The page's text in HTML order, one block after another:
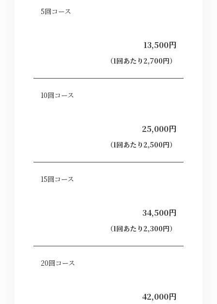
5回コース
13,500円
（1回あたり2,700円）
10回コース
25,000円
（1回あたり2,500円）
15回コース
34,500円
（1回あたり2,300円）
20回コース
42,000円